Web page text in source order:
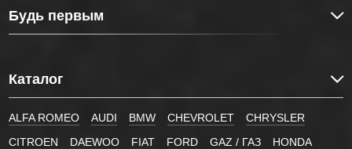
Будь первым
Каталог
ALFA ROMEO AUDI BMW CHEVROLET
CHRYSLER
CITROEN
DAEWOO FIAT FORD GAZ / ГАЗ
HONDA